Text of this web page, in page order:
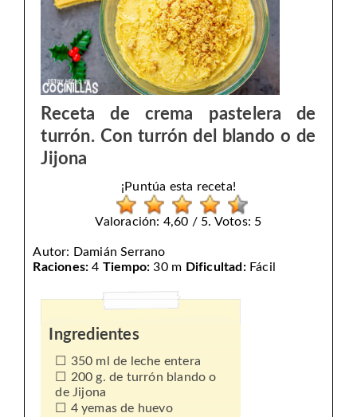
Receta de crema pastelera de
turrón. Con turrón del blando o de
Jijona
¡Puntúa esta receta!
Valoración: 4,60 / 5. Votos: 5
Autor: Damián Serrano
Raciones: 4 Tiempo: 30 m Dificultad:Fácil
Ingredientes
350 ml de leche entera
200 g. de turrón blando o
de Jijona
4 yemas de huevo